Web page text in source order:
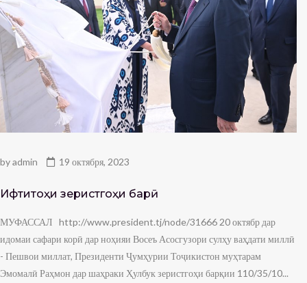
byadmin 19 октября, 2023
Ифтитоҳи зеристгоҳи барқӣ
МУФАССАЛ http://www.president.tj/node/31666 20 октябр дар
идомаи сафари корӣ дар ноҳияи Восеъ Асосгузори сулҳу ваҳдати миллӣ
- Пешвои миллат, Президенти Ҷумҳурии Тоҷикистон муҳтарам
Эмомалӣ Раҳмон дар шаҳраки Ҳулбук зеристгоҳи барқии 110/35/10...